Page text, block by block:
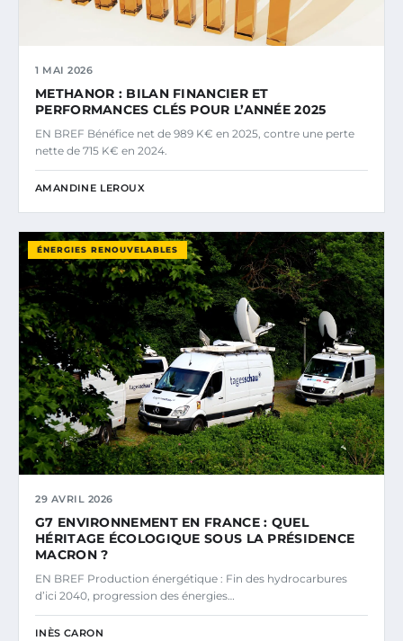
1 MAI 2026
METHANOR : BILAN FINANCIER ET
PERFORMANCES CLÉS POUR L’ANNÉE 2025
EN BREF Bénéfice net de 989 K€ en 2025, contre une perte
nette de 715 K€ en 2024.
AMANDINE LEROUX
ÉNERGIES RENOUVELABLES
29 AVRIL 2026
G7 ENVIRONNEMENT EN FRANCE : QUEL
HÉRITAGE ÉCOLOGIQUE SOUS LA PRÉSIDENCE
MACRON ?
EN BREF Production énergétique : Fin des hydrocarbures
d’ici 2040, progression des énergies…
INÈS CARON